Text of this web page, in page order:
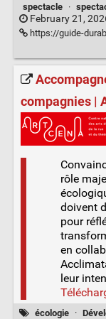
spectacle
·
February 21,
https://guide-
compagnies |
rôle
doivent
pour
en
leur
écologie ·